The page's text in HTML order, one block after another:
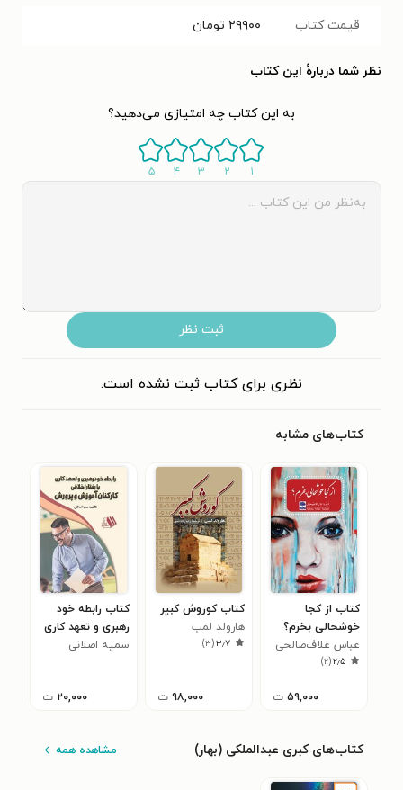
قیمت کتاب ۲۹۹۰۰ تومان
نظر شما دربارهٔ این کتاب
به این کتاب چه امتیازی می‌دهید؟
۱ ۲ ۳ ۴ ۵
ثبت نظر
نظری برای کتاب ثبت نشده است.
کتاب‌های مشابه
کتاب از کجا
خوشحالی بخرم؟
عباس علاف‌صالحی
۲٫۵(۲)
۵۹,۰۰۰ ت
کتاب کوروش کبیر
هارولد لمب
۳٫۷(۳)
۹۸,۰۰۰ ت
کتاب رابطه خود
رهبری و تعهد کاری
با رفتار اخلاقی
سمیه اصلانی
۲۰,۰۰۰ ت
کتاب‌های کبری عبدالملکی (بهار) مشاهده همه